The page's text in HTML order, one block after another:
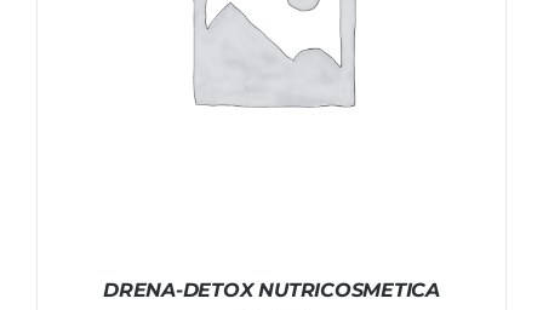
DRENA-DETOX NUTRICOSMETICA